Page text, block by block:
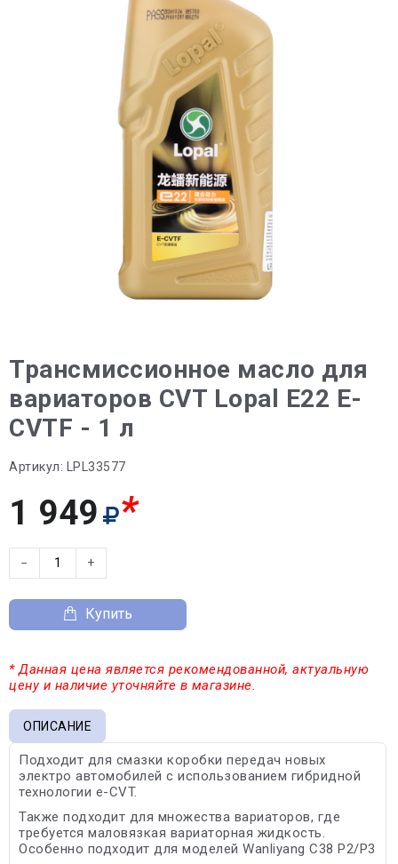
Трансмиссионное масло для
вариаторов CVT Lopal E22 E-
CVTF - 1 л
Артикул: LPL33577
1 949 *
− +
Купить
* Данная цена является рекомендованной, актуальную
цену и наличие уточняйте в магазине.
ОПИСАНИЕ
Подходит для смазки коробки передач новых
электро автомобилей с использованием гибридной
технологии e-CVT.
Также подходит для множества вариаторов, где
требуется маловязкая вариаторная жидкость.
Особенно подходит для моделей Wanliyang C38 P2/P3